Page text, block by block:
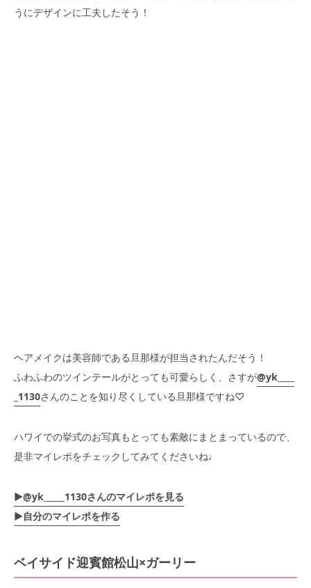
うにデザインに工夫したそう！
ヘアメイクは美容師である旦那様が担当されたんだそう！
ふわふわのツインテールがとっても可愛らしく、さすが@yk____
_1130さんのことを知り尽くしている旦那様ですね♡
ハワイでの挙式のお写真もとっても素敵にまとまっているので、
是非マイレポをチェックしてみてくださいね♩
▶︎@yk_____1130さんのマイレポを見る
▶自分のマイレポを作る
ベイサイド迎賓館松山×ガーリー